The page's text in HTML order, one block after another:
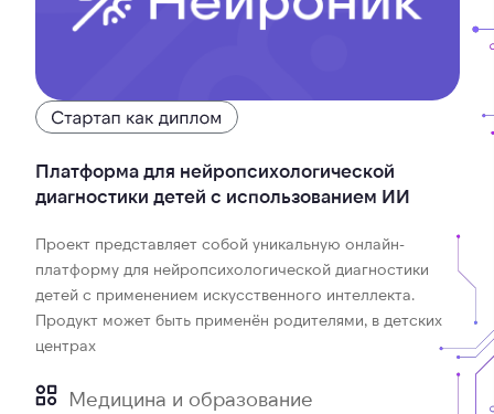
Платформа для нейропсихологической
диагностики детей с использованием ИИ
Проект представляет собой уникальную онлайн-
платформу для нейропсихологической диагностики
детей с применением искусственного интеллекта.
Продукт может быть применён родителями, в детских
центрах
Медицина и образование